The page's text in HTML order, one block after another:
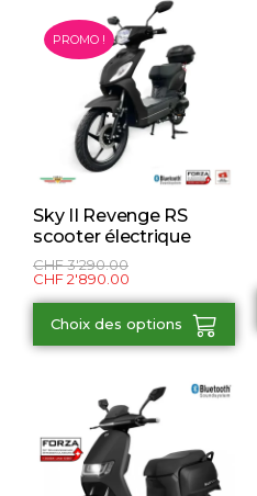
PROMO !
Sky II Revenge RS
scooter électrique
CHF3'290.00
CHF2'890.00
Choix des options